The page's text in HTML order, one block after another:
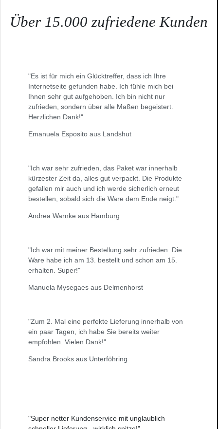
Über 15.000 zufriedene Kunden
"Es ist für mich ein Glücktreffer, dass ich Ihre
Internetseite gefunden habe. Ich fühle mich bei
Ihnen sehr gut aufgehoben. Ich bin nicht nur
zufrieden, sondern über alle Maßen begeistert.
Herzlichen Dank!"
Emanuela Esposito aus Landshut
"Ich war sehr zufrieden, das Paket war innerhalb
kürzester Zeit da, alles gut verpackt. Die Produkte
gefallen mir auch und ich werde sicherlich erneut
bestellen, sobald sich die Ware dem Ende neigt."
Andrea Warnke aus Hamburg
"Ich war mit meiner Bestellung sehr zufrieden. Die
Ware habe ich am 13. bestellt und schon am 15.
erhalten. Super!"
Manuela Mysegaes aus Delmenhorst
"Zum 2. Mal eine perfekte Lieferung innerhalb von
ein paar Tagen, ich habe Sie bereits weiter
empfohlen. Vielen Dank!"
Sandra Brooks aus Unterföhring
"Super netter Kundenservice mit unglaublich